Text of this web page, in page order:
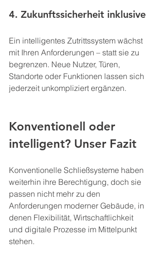
4. Zukunftssicherheit inklusive
Ein intelligentes Zutrittssystem wächst
mit Ihren Anforderungen – statt sie zu
begrenzen. Neue Nutzer, Türen,
Standorte oder Funktionen lassen sich
jederzeit unkompliziert ergänzen.
Konventionell oder
intelligent? Unser Fazit
Konventionelle Schließsysteme haben
weiterhin ihre Berechtigung, doch sie
passen nicht mehr zu den
Anforderungen moderner Gebäude, in
denen Flexibilität, Wirtschaftlichkeit
und digitale Prozesse im Mittelpunkt
stehen.